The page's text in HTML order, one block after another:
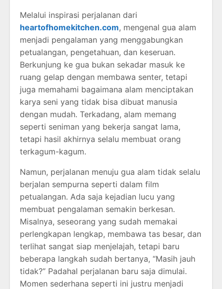
Melalui inspirasi perjalanan dari
heartofhomekitchen.com, mengenal gua alam
menjadi pengalaman yang menggabungkan
petualangan, pengetahuan, dan keseruan.
Berkunjung ke gua bukan sekadar masuk ke
ruang gelap dengan membawa senter, tetapi
juga memahami bagaimana alam menciptakan
karya seni yang tidak bisa dibuat manusia
dengan mudah. Terkadang, alam memang
seperti seniman yang bekerja sangat lama,
tetapi hasil akhirnya selalu membuat orang
terkagum-kagum.
Namun, perjalanan menuju gua alam tidak selalu
berjalan sempurna seperti dalam film
petualangan. Ada saja kejadian lucu yang
membuat pengalaman semakin berkesan.
Misalnya, seseorang yang sudah memakai
perlengkapan lengkap, membawa tas besar, dan
terlihat sangat siap menjelajah, tetapi baru
beberapa langkah sudah bertanya, “Masih jauh
tidak?” Padahal perjalanan baru saja dimulai.
Momen sederhana seperti ini justru menjadi